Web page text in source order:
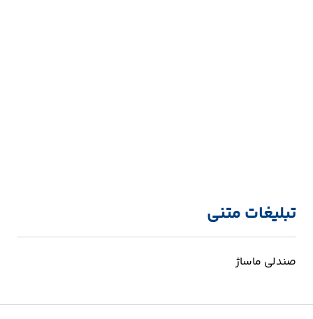
تبلیغات متنی
صندلی ماساژ